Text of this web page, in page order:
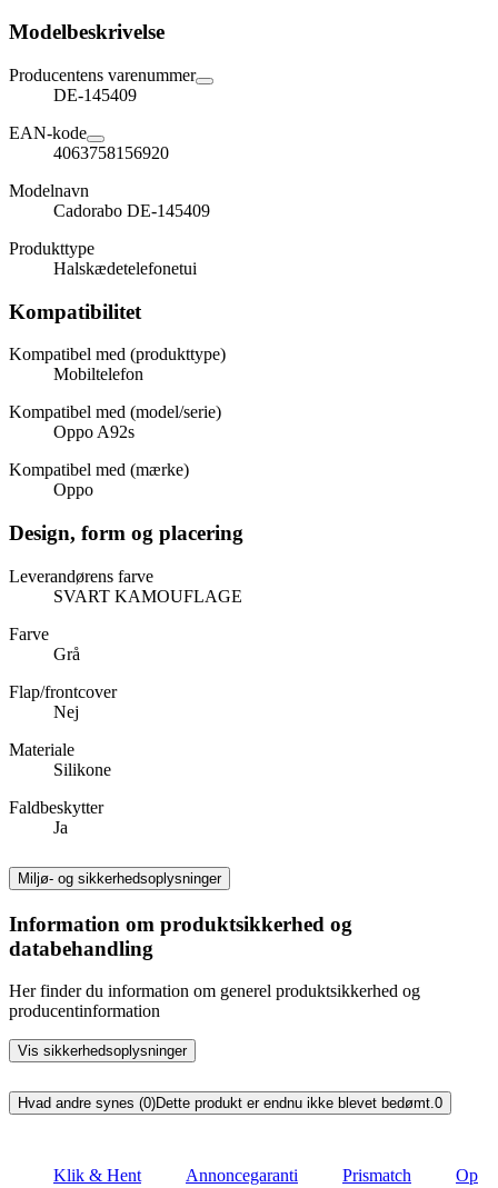
Modelbeskrivelse
Producentens varenummer
DE-145409
EAN-kode
4063758156920
Modelnavn
Cadorabo DE-145409
Produkttype
Halskædetelefonetui
Kompatibilitet
Kompatibel med (produkttype)
Mobiltelefon
Kompatibel med (model/serie)
Oppo A92s
Kompatibel med (mærke)
Oppo
Design, form og placering
Leverandørens farve
SVART KAMOUFLAGE
Farve
Grå
Flap/frontcover
Nej
Materiale
Silikone
Faldbeskytter
Ja
Miljø- og sikkerhedsoplysninger
Information om produktsikkerhed og
databehandling
Her finder du information om generel produktsikkerhed og
producentinformation
Vis sikkerhedsoplysninger
Hvad andre synes (0)Dette produkt er endnu ikke blevet bedømt.0
Klik & Hent Annoncegaranti Prismatch
Op